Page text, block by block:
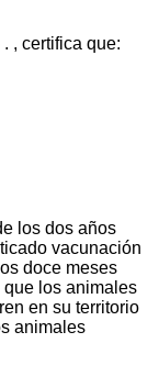
, certifica que:
los dos años
vacunación
doce meses
que los animales
en su territorio
animales